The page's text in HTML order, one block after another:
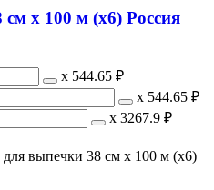
х 100 м (х6) Россия
х 544.65 ₽
х 544.65 ₽
х 3267.9 ₽
для выпечки 38 см х 100 м (х6)